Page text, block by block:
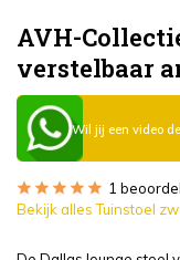
AVH-
verstelbaar
Wil jij een video
1
Bekijk alles Tuinstoel